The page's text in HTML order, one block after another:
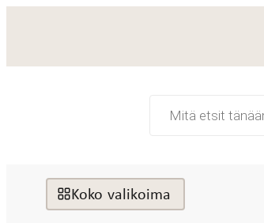
search
Koko valikoima